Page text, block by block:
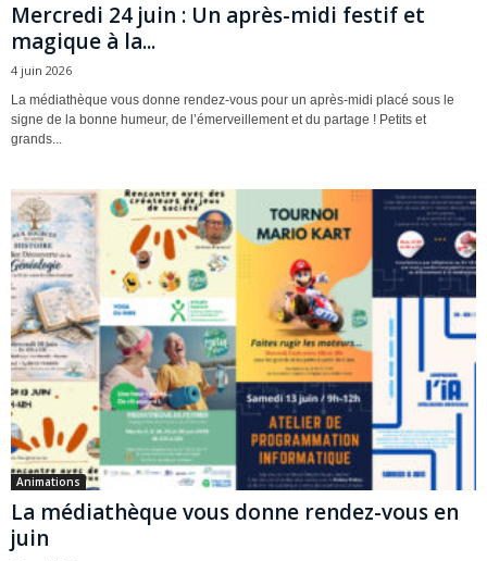
Mercredi 24 juin : Un après-midi festif et
magique à la...
4 juin 2026
La médiathèque vous donne rendez-vous pour un après-midi placé sous le
signe de la bonne humeur, de l’émerveillement et du partage ! Petits et
grands...
Animations
La médiathèque vous donne rendez-vous en
juin